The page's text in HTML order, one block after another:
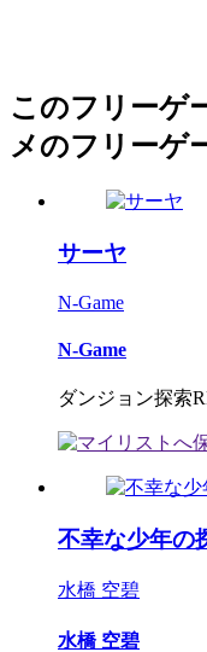
このフリーゲ
メのフリーゲ
サーヤ
N-Game
N-Game
ダンジョン探索
不幸な少年の
水橋 空碧
水橋 空碧